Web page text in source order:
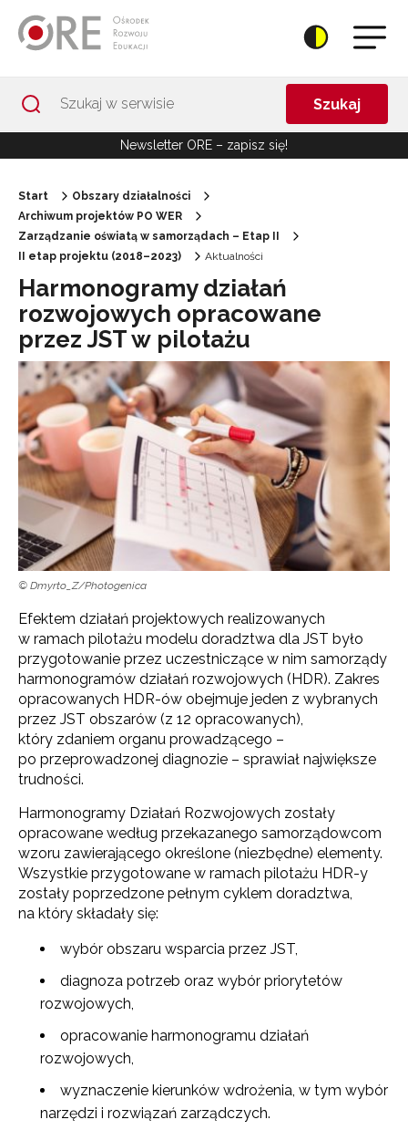
Szukaj
Newsletter ORE – zapisz się!
Start
Obszary działalności
Archiwum projektów PO WER
Zarządzanie oświatą w samorządach – Etap II
II etap projektu (2018–2023)
Aktualności
Harmonogramy działań
rozwojowych opracowane
przez JST w pilotażu
© Dmyrto_Z/Photogenica
Efektem działań projektowych realizowanych
w ramach pilotażu modelu doradztwa dla JST było
przygotowanie przez uczestniczące w nim samorządy
harmonogramów działań rozwojowych (HDR). Zakres
opracowanych HDR-ów obejmuje jeden z wybranych
przez JST obszarów (z 12 opracowanych),
który zdaniem organu prowadzącego –
po przeprowadzonej diagnozie – sprawiał największe
trudności.
Harmonogramy Działań Rozwojowych zostały
opracowane według przekazanego samorządowcom
wzoru zawierającego określone (niezbędne) elementy.
Wszystkie przygotowane w ramach pilotażu HDR-y
zostały poprzedzone pełnym cyklem doradztwa,
na który składały się:
wybór obszaru wsparcia przez JST,
diagnoza potrzeb oraz wybór priorytetów
rozwojowych,
opracowanie harmonogramu działań
rozwojowych,
wyznaczenie kierunków wdrożenia, w tym wybór
narzędzi i rozwiązań zarządczych.